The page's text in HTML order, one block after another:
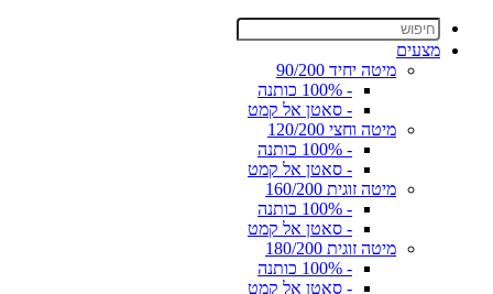
מצעים
מיטה יחיד 90/200
- 100% כותנה
- סאטן אל קמט
מיטה וחצי 120/200
- 100% כותנה
- סאטן אל קמט
מיטה זוגית 160/200
- 100% כותנה
- סאטן אל קמט
מיטה זוגית 180/200
- 100% כותנה
- סאטן אל קמט